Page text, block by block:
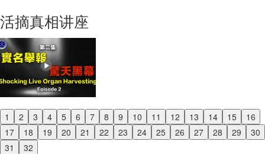
活摘真相讲座
1 2 3 4 5 6 7 8 9 10 11 12 13 14 15
16
17
18 19 20 21 22 23 24 25 26 27 28 29
30
31
32
Previous
Next